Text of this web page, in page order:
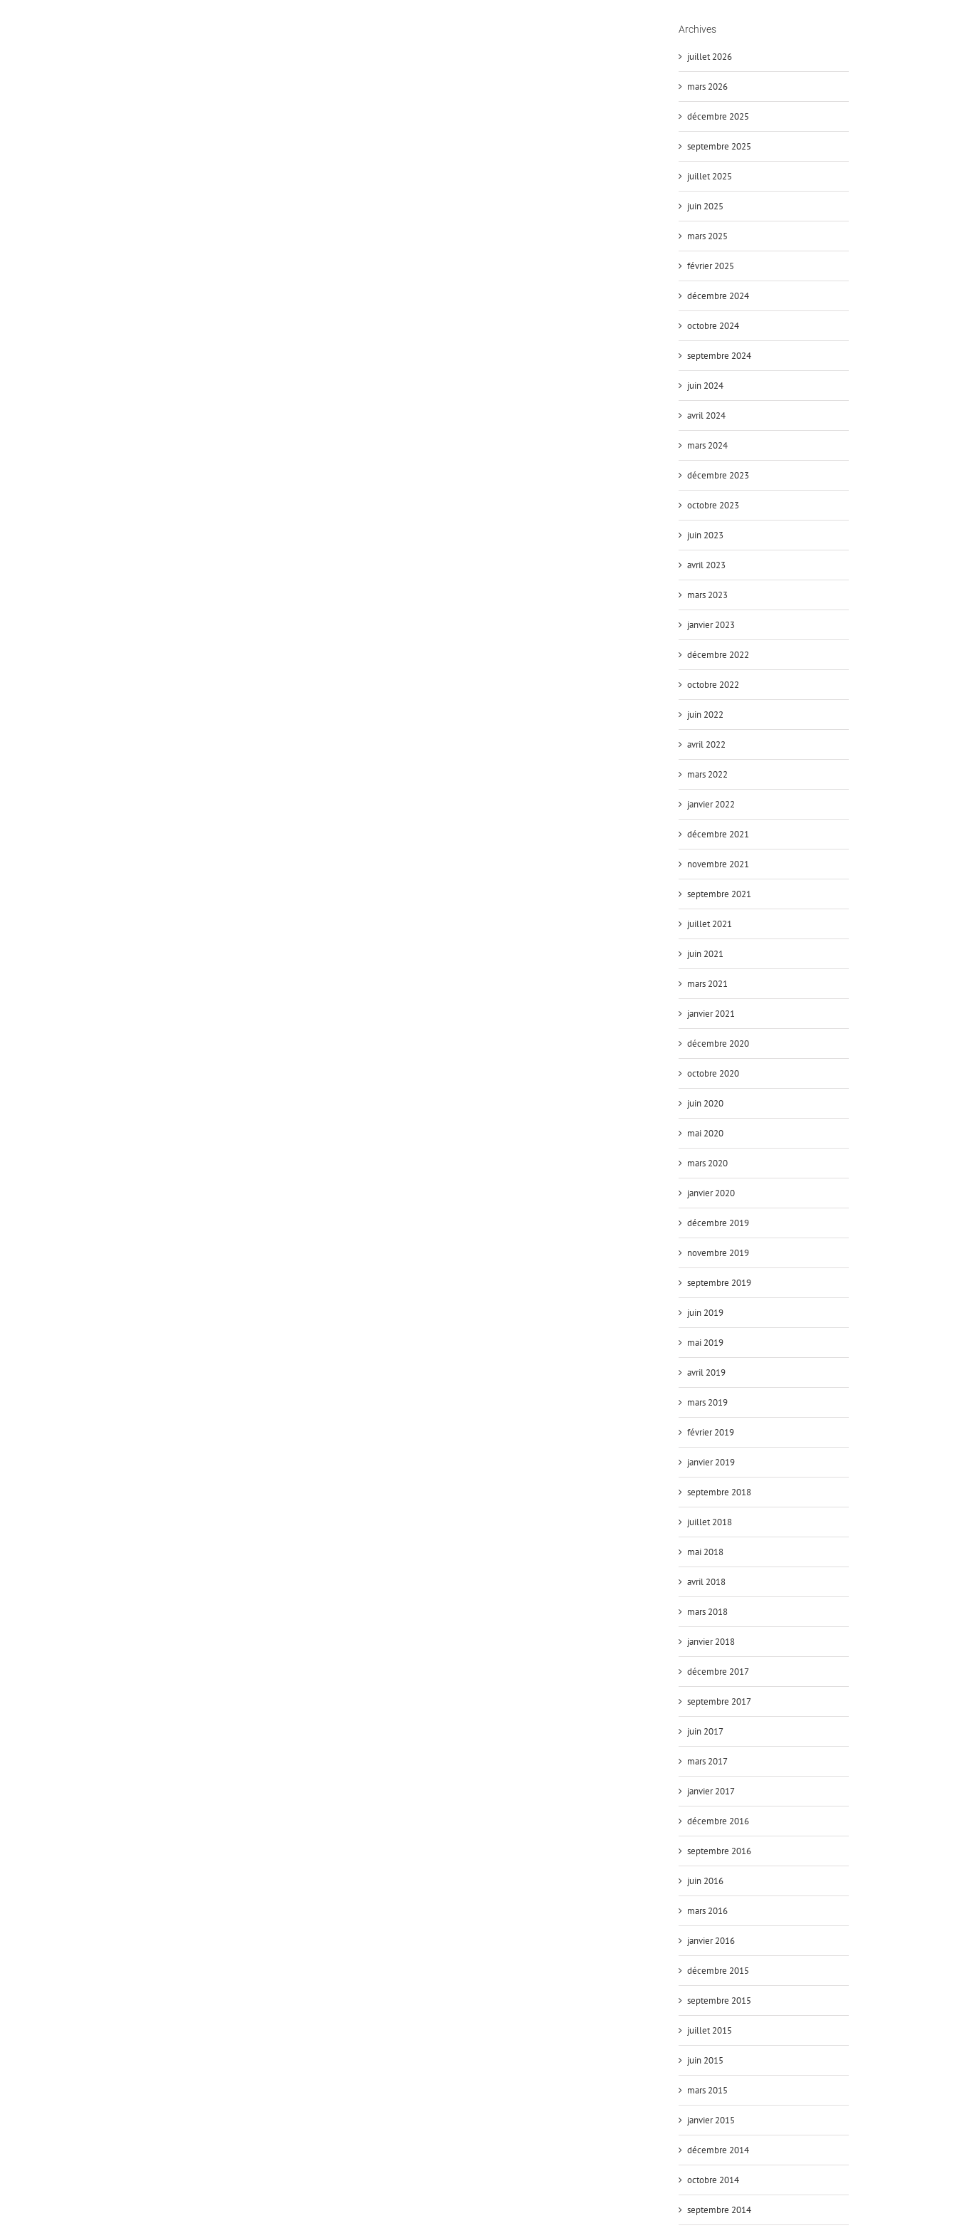
Archives
juillet 2026
mars 2026
décembre 2025
septembre 2025
juillet 2025
juin 2025
mars 2025
février 2025
décembre 2024
octobre 2024
septembre 2024
juin 2024
avril 2024
mars 2024
décembre 2023
octobre 2023
juin 2023
avril 2023
mars 2023
janvier 2023
décembre 2022
octobre 2022
juin 2022
avril 2022
mars 2022
janvier 2022
décembre 2021
novembre 2021
septembre 2021
juillet 2021
juin 2021
mars 2021
janvier 2021
décembre 2020
octobre 2020
juin 2020
mai 2020
mars 2020
janvier 2020
décembre 2019
novembre 2019
septembre 2019
juin 2019
mai 2019
avril 2019
mars 2019
février 2019
janvier 2019
septembre 2018
juillet 2018
mai 2018
avril 2018
mars 2018
janvier 2018
décembre 2017
septembre 2017
juin 2017
mars 2017
janvier 2017
décembre 2016
septembre 2016
juin 2016
mars 2016
janvier 2016
décembre 2015
septembre 2015
juillet 2015
juin 2015
mars 2015
janvier 2015
décembre 2014
octobre 2014
septembre 2014